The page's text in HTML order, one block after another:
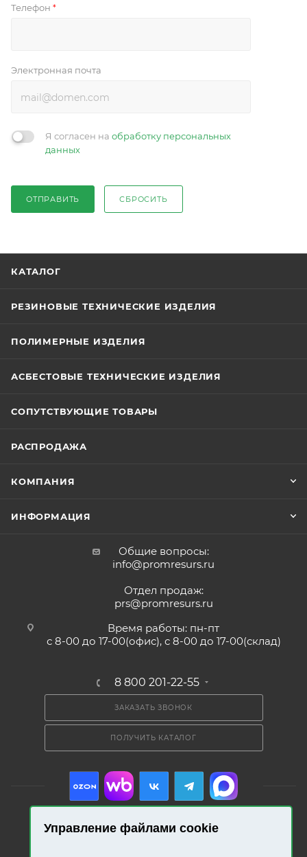
Управление файлами cookie
Телефон *
Электронная почта
Я согласен на обработку персональных
данных
ОТПРАВИТЬ СБРОСИТЬ
КАТАЛОГ
РЕЗИНОВЫЕ ТЕХНИЧЕСКИЕ ИЗДЕЛИЯ
ПОЛИМЕРНЫЕ ИЗДЕЛИЯ
АСБЕСТОВЫЕ ТЕХНИЧЕСКИЕ ИЗДЕЛИЯ
СОПУТСТВУЮЩИЕ ТОВАРЫ
РАСПРОДАЖА
КОМПАНИЯ
ИНФОРМАЦИЯ
Общие вопросы:
info@promresurs.ru
Отдел продаж:
prs@promresurs.ru
Время работы: пн-пт
с 8-00 до 17-00(офис), с 8-00 до 17-00(склад)
8 800 201-22-55
ЗАКАЗАТЬ ЗВОНОК
ПОЛУЧИТЬ КАТАЛОГ